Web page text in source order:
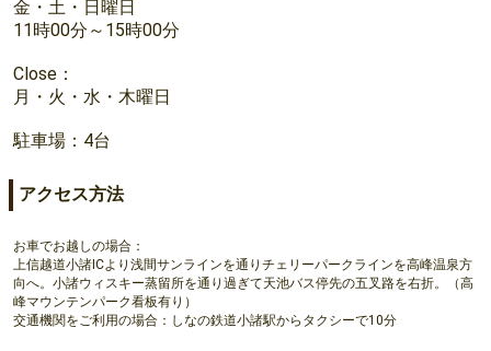
金・土・日曜日
11時00分～15時00分
Close：
月・火・水・木曜日
駐車場：4台
アクセス方法
お車でお越しの場合：
上信越道小諸ICより浅間サンラインを通りチェリーパークラインを高峰温泉方
向へ。小諸ウィスキー蒸留所を通り過ぎて天池バス停先の五叉路を右折。（高
峰マウンテンパーク看板有り）
交通機関をご利用の場合：しなの鉄道小諸駅からタクシーで10分